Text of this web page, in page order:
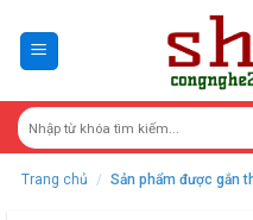
content
Trang chủ / Sản phẩm được gắn